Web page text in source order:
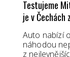
Testujeme
je v Čechách
Auto nabízí
náhodou
z